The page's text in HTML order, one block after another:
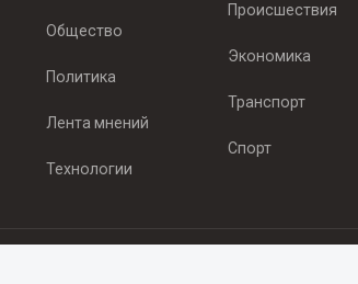
Общество
Политика
Лента мнений
Технологии
Происшествия
Экономика
Транспорт
Спорт